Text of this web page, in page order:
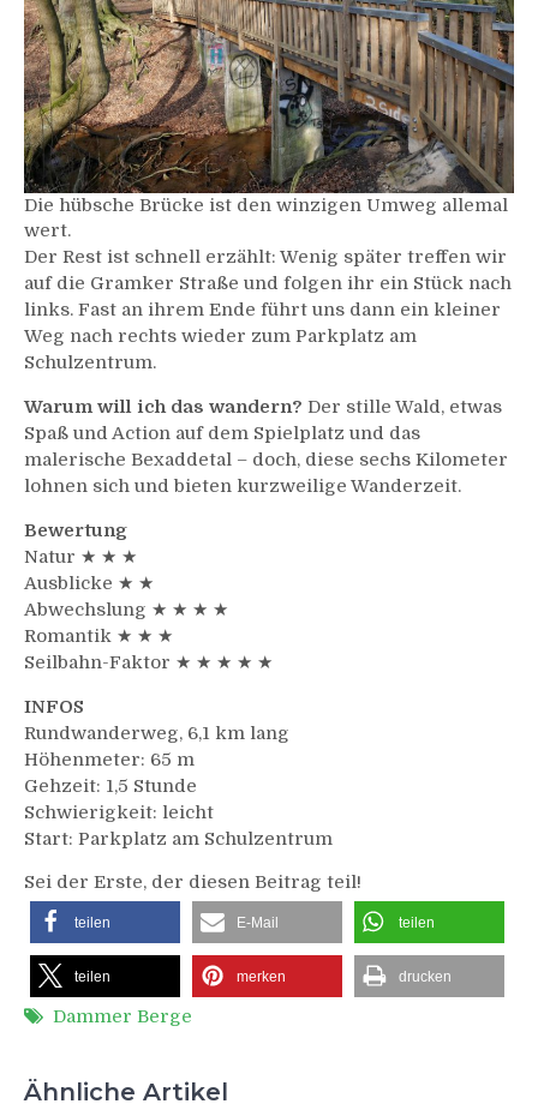
Die hübsche Brücke ist den winzigen Umweg allemal
wert.
Der Rest ist schnell erzählt: Wenig später treffen wir
auf die Gramker Straße und folgen ihr ein Stück nach
links. Fast an ihrem Ende führt uns dann ein kleiner
Weg nach rechts wieder zum Parkplatz am
Schulzentrum.
Warum will ich das wandern? Der stille Wald, etwas
Spaß und Action auf dem Spielplatz und das
malerische Bexaddetal – doch, diese sechs Kilometer
lohnen sich und bieten kurzweilige Wanderzeit.
Bewertung
Natur ★ ★ ★
Ausblicke ★ ★
Abwechslung ★ ★ ★ ★
Romantik ★ ★ ★
Seilbahn-Faktor ★ ★ ★ ★ ★
INFOS
Rundwanderweg, 6,1 km lang
Höhenmeter: 65 m
Gehzeit: 1,5 Stunde
Schwierigkeit: leicht
Start: Parkplatz am Schulzentrum
Sei der Erste, der diesen Beitrag teil!
teilen E-Mail teilen
teilen merken drucken
Dammer Berge
Ähnliche Artikel